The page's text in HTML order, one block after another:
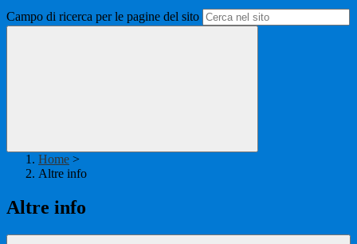
Campo di ricerca per le pagine del sito
Home >
Altre info
Altre info